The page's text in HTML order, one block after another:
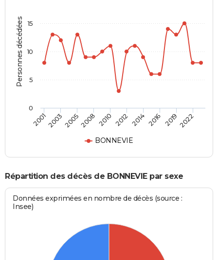
Personnes décédées
BONNEVIE
2001200320052008 2010 2012 2014 2016 20192022
0
5
10
15
Répartition des décès de BONNEVIE par sexe
Données exprimées en nombre de décès (source :
Insee)